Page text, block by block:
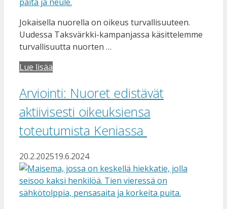
Jokaisella nuorella on oikeus turvallisuuteen.
Uudessa Taksvärkki-kampanjassa käsittelemme
turvallisuutta nuorten …
Lue lisää
Arviointi: Nuoret edistävät
aktiivisesti oikeuksiensa
toteutumista Keniassa
20.2.202519.6.2024